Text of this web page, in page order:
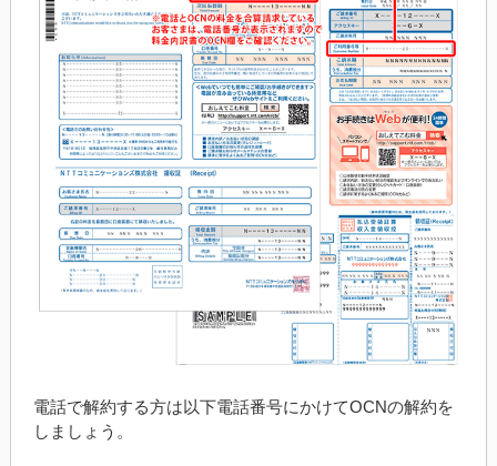
電話で解約する方は以下電話番号にかけてOCNの解約を
しましょう。